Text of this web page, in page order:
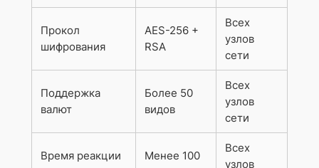
Прокол
шифрования
AES-256 +
RSA
Всех
узлов
сети
Поддержка
валют
Более 50
видов
Всех
узлов
сети
Время реакции
Менее 100
Всех
узлов